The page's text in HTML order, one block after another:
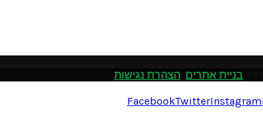
בניית אתרים הצהרת נגישות
FacebookTwitterInstagram